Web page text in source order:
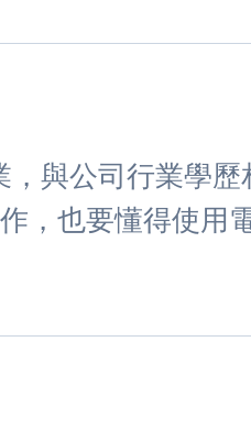
，與公司行業學
，也要懂得使用